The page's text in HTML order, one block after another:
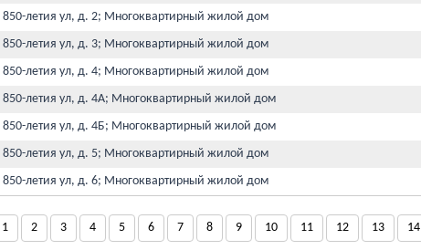
850-летия ул, д. 2; Многоквартирный жилой дом
850-летия ул, д. 3; Многоквартирный жилой дом
850-летия ул, д. 4; Многоквартирный жилой дом
850-летия ул, д. 4А; Многоквартирный жилой дом
850-летия ул, д. 4Б; Многоквартирный жилой дом
850-летия ул, д. 5; Многоквартирный жилой дом
850-летия ул, д. 6; Многоквартирный жилой дом
1 2 3 4 5 6 7 8 9 10 11 12 13 14